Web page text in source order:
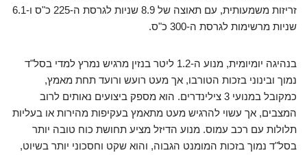
זריזות משמעותית, עם תאוצה של 8.9 שניות לגרסת ה-225 כ"ס ו-6.1
שניות מרשימות לגרסת ה-300 כ"ס.
בנהיגה יומיומית, מנוע ה-1.2 ליטר בנזין מרגיש נמרץ למדי בסל"ד
נמוך ובינוני בזכות הטורבו, אך מעט רועש ורועד תחת מאמץ,
כמקובל במנועי 3 צילינדרים. הוא מספק ביצועים נאותים לרוב
המצבים, אך עשוי להרגיש מעט מתאמץ בעקיפות מהירות או בעליות
תלולות עם רכב עמוס. מנוע הדיזל מציע תחושת כוח טובה יותר
בסל"ד נמוך בזכות המומנט הגבוה, והוא שקט וחסכוני יותר בשיוט,